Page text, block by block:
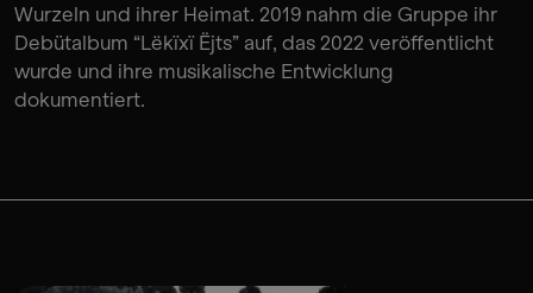
Wurzeln und ihrer Heimat. 2019 nahm die Gruppe ihr
Debütalbum “Lëkïxï Ëjts” auf, das 2022 veröffentlicht
wurde und ihre musikalische Entwicklung
dokumentiert.